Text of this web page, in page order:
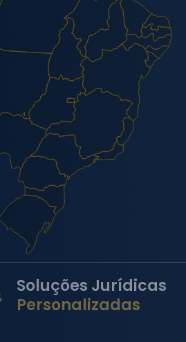
Soluções Jurídicas
Personalizadas